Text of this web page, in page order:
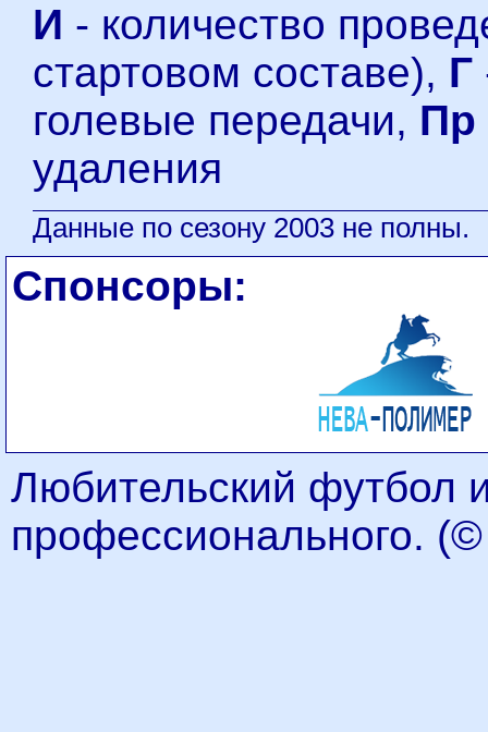
И - количество
стартовом составе), Г
голевые передачи, Пр
удаления
Данные по сезону 2003 не полны.
Спонсоры:
Любительский футбол
профессионального.